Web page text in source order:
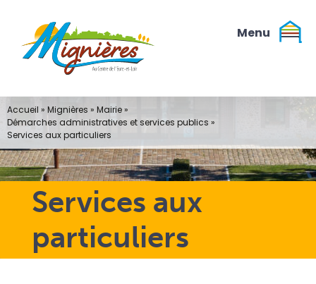
contenu
Services aux
particuliers
Accueil » Mignières » Mairie»
Démarches administratives et services publics »
Services aux particuliers